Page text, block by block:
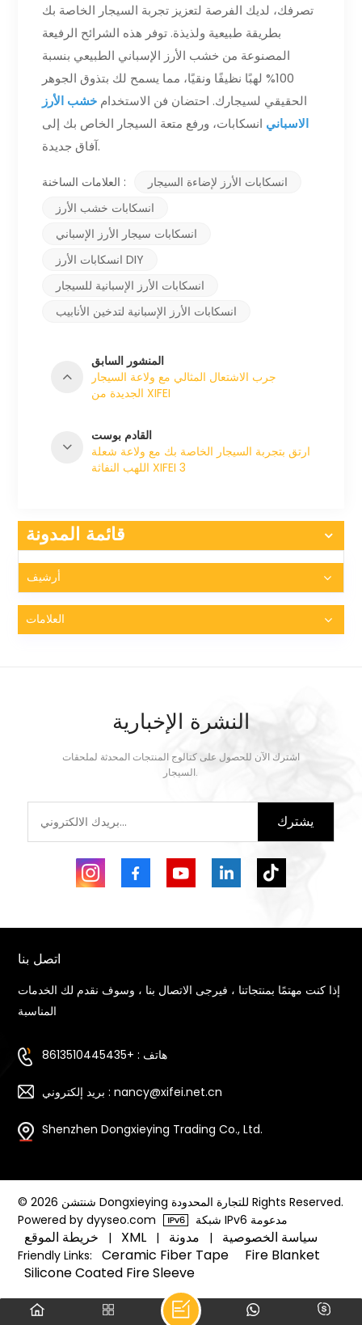
تصرفك، لديك الفرصة لتعزيز تجربة السيجار الخاصة بك
بطريقة طبيعية ولذيذة. توفر هذه الشرائح الرفيعة
المصنوعة من خشب الأرز الإسباني الطبيعي بنسبة
100% لهبًا نظيفًا ونقيًا، مما يسمح لك بتذوق الجوهر
الحقيقي لسيجارك. احتضان فن الاستخدام خشب الأرز
الاسباني انسكابات، ورفع متعة السيجار الخاص بك إلى
آفاق جديدة.
العلامات الساخنة :
انسكابات الأرز لإضاءة السيجار
انسكابات خشب الأرز
انسكابات سيجار الأرز الإسباني
انسكابات الأرز DIY
انسكابات الأرز الإسبانية للسيجار
انسكابات الأرز الإسبانية لتدخين الأنابيب
المنشور السابق
جرب الاشتعال المثالي مع ولاعة السيجار
الجديدة من XIFEI
القادم بوست
ارتق بتجربة السيجار الخاصة بك مع ولاعة شعلة
اللهب النفاثة XIFEI 3
قائمة المدونة
أرشيف
العلامات
النشرة الإخبارية
اشترك الآن للحصول على كتالوج المنتجات المحدثة لملحقات
السيجار.
يشترك
اتصل بنا
إذا كنت مهتمًا بمنتجاتنا ، فيرجى الاتصال بنا ، وسوف نقدم لك الخدمات
المناسبة
هاتف : +8613510445435
بريد إلكتروني : nancy@xifei.net.cn
Shenzhen Dongxieying Trading Co., Ltd.
© 2026 شنتشن Dongxieying للتجارة المحدودة Rights Reserved.
Powered by dyyseo.com
شبكة IPv6 مدعومة
خريطة الموقع | XML | مدونة | سياسة الخصوصية
Friendly Links: Ceramic Fiber Tape
Fire Blanket
Silicone Coated Fire Sleeve